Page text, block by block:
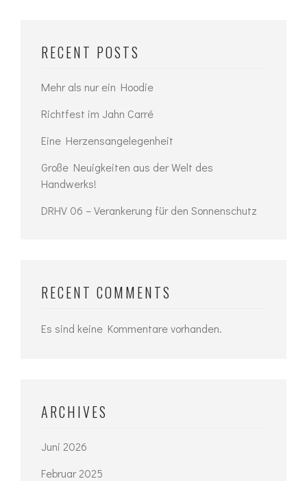
RECENT POSTS
Mehr als nur ein Hoodie
Richtfest im Jahn Carré
Eine Herzensangelegenheit
Große Neuigkeiten aus der Welt des
Handwerks!
DRHV 06 – Verankerung für den Sonnenschutz
RECENT COMMENTS
Es sind keine Kommentare vorhanden.
ARCHIVES
Juni 2026
Februar 2025